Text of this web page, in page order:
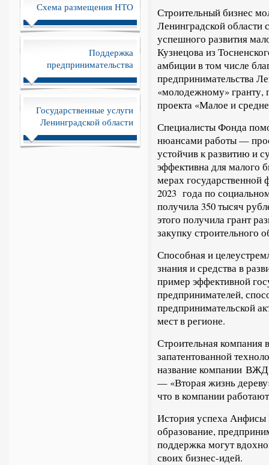
Схема размещения НТО
Поддержка
предпринимательства
Государственные услуги
Ленинградской области
Строительный бизнес
Ленинградской
успешного развития
Кузнецова из
амбиции в том числе
предпринимательства
«молодежному» гранту,
проекта «Малое и
Специалисты Фонда
нюансами работы —
устойчив к развитию и
эффективна для малого
мерах государственной
2023 года по
получила 350 тысяч
этого получила грант
закупку строительного
Способная и
знания и средства в
пример эффективной
предпринимателей,
предпринимательской
мест в регионе.
Строительная компания
запатентованной
название компании
— «Вторая жизнь
что в компании
История успеха Анфисы
образование,
поддержка могут
своих бизнес-идей.